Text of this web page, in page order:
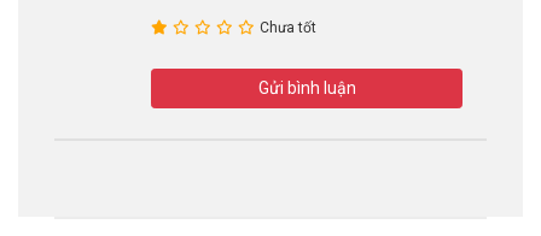
Chưa tốt
Gửi bình luận